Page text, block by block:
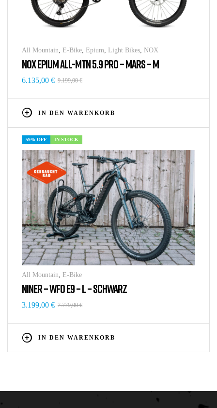
All Mountain E-Bike Epium Light Bikes NOX
NOX EPIUM ALL-MTN 5.9 PRO – MARS – M
9.199,00€
6.135,00 €
IN DEN WARENKORB
59% OFF IN STOCK
All Mountain, E-Bike
NINER – WFO E9 – L – SCHWARZ
7.779,00€
3.199,00 €
IN DEN WARENKORB